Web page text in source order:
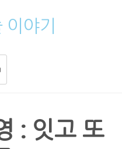
야기
: 잇고 또